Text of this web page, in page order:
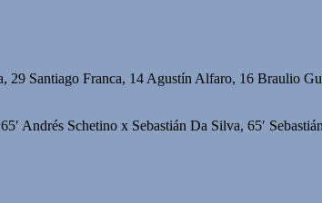
Santiago Franca, 14 Agustín Alfaro, 16 Braulio
Andrés Schetino x Sebastián Da Silva, 65′